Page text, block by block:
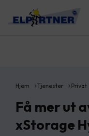
Hjem Tjenester Privat
Få mer ut
xStorage